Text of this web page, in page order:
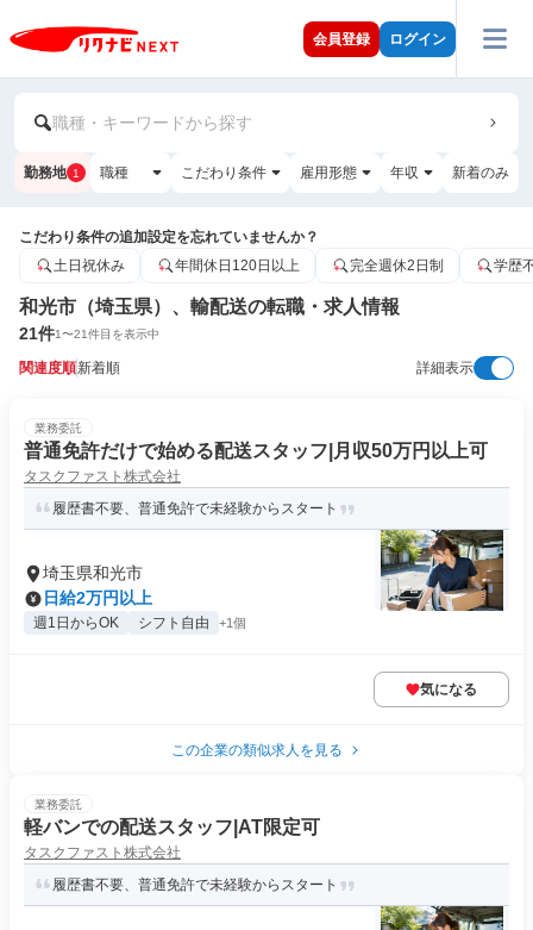
会員登録 ログイン
職種・キーワードから探す
勤務地 1 職種 こだわり条件 雇用形態 年収 新着のみ
こだわり条件の追加設定を忘れていませんか？
土日祝休み
年間休日120日以上 完全週休2日制 学歴
和光市（埼玉県）、輸配送の転職・求人情報
21件1〜21件目を表示中
関連度順新着順 詳細表示
業務委託
普通免許だけで始める配送スタッフ|月収50万円以上可
タスクファスト株式会社
履歴書不要、普通免許で未経験からスタート
埼玉県和光市
日給2万円以上
週1日からOK シフト自由 +1個
気になる
この企業の類似求人を見る
業務委託
軽バンでの配送スタッフ|AT限定可
タスクファスト株式会社
履歴書不要、普通免許で未経験からスタート